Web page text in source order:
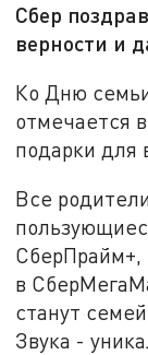
Сбер
верности и
Ко Дню
отмечается
подарки для
Все
СберПрайм+,
в
станут
Звука -